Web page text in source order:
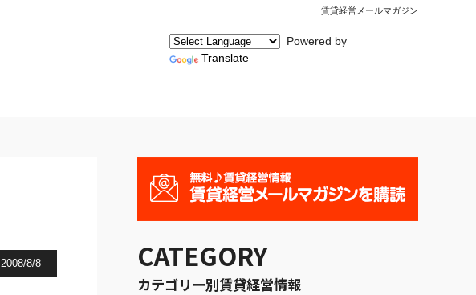
賃貸経営メールマガジン
Powered by
Translate
2008/8/8 CATEGORY
カテゴリー別賃貸経営情報